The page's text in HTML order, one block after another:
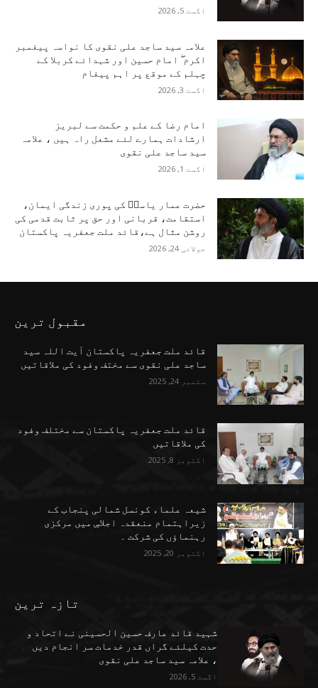
اگست 5, 2026
علامہ سید ساجد علی نقوی کا نواسہ پیغمبر
اکرم ۖ امام حسین اور شہدائے کربلا کے
چہلم کے موقع پر اہم پیغام
اگست 3, 2026
امام رضا کے علم و حکمت سے لبریز
ارشادات ہمارے لئے مشعل راہ ہیں ، علامہ
سید ساجد علی نقوی
اگست 1, 2026
حضرت عمار یاسرؑ کی پوری زندگی ایمان،
استقامت، قربانی اور حق پر ثابت قدمی کی
روشن مثال ہے،قائد ملت جعفریہ پاکستان
جولائی 24, 2026
مقبول ترین
قائد ملت جعفریہ پاکستان آیت اللہ سید
ساجد علی نقوی سے مختف وفود کی ملاقاتیں
ستمبر 24, 2025
قائد ملت جعفریہ پاکستان سے مختلف وفود
کی ملاقاتیں
اکتوبر 8, 2025
شیعہ علماء کونسل شمالی پنجاب کے
زیراہتمام منعقدہ اجلاسِ میں مرکزی
رہنماؤں کی شرکت ۔
اکتوبر 20, 2025
تازہ ترین
شہید قائد عارف حسین الحسینی نے اتحاد و
حدت کیلئے گراں قدر خدمات سر انجام دیں
، علامہ سید ساجد علی نقوی
اگست 5, 2026